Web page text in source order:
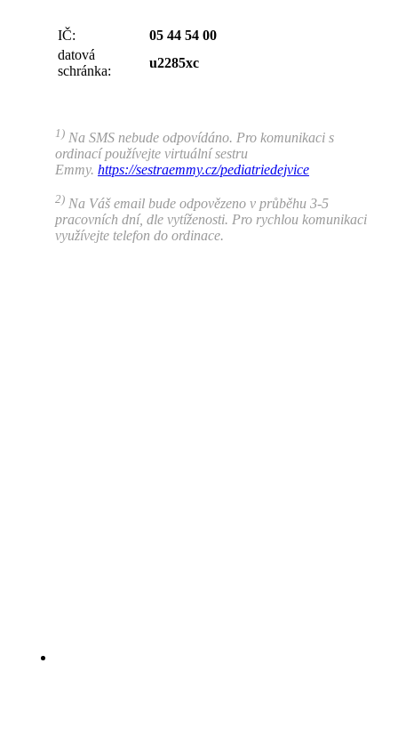
IČ:
05 44 54 00
datová
schránka:
u2285xc
1) Na SMS nebude odpovídáno. Pro komunikaci s
ordinací používejte virtuální sestru
Emmy. https://sestraemmy.cz/pediatriedejvice
2) Na Váš email bude odpovězeno v průběhu 3-5
pracovních dní, dle vytíženosti. Pro rychlou komunikaci
využívejte telefon do ordinace.